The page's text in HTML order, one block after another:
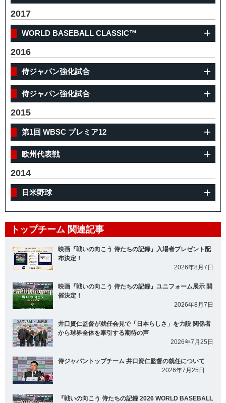
2017
WORLD BASEBALL CLASSIC™
2016
侍ジャパン強化試合
侍ジャパン強化試合
2015
第1回 WBSC プレミア12
欧州代表戦
2014
日米野球
トップチーム 関連記事
映画『戦いの向こう 侍たちの記録』入場者プレゼント配
布決定！
2026年8月7日
映画『戦いの向こう 侍たちの記録』ユニフォーム展示 開
催決定！
2026年8月7日
井口資仁監督が就任会見で「日本らしさ」を力説 関係者
から球界全体を牽引する期待の声
2026年7月25日
侍ジャパントップチーム 井口資仁監督の就任について
2026年7月25日
『戦いの向こう 侍たちの記録 2026 WORLD BASEBALL